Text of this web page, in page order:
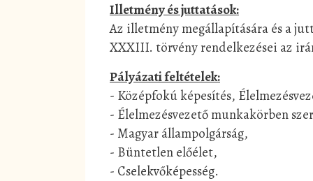
Illetmény és juttatások:
Az illetmény megállapítására és a
XXXIII. törvény rendelkezései az
Pályázati feltételek:
- Középfokú képesítés,
- Élelmezésvezető munkakörben
- Magyar állampolgárság,
- Büntetlen előélet,
- Cselekvőképesség.